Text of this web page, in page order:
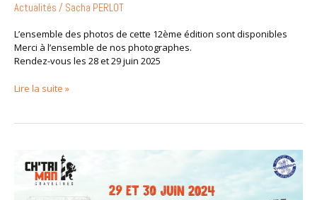
Actualités / Sacha PERLOT
L’ensemble des photos de cette 12ème édition sont disponibles
Merci à l’ensemble de nos photographes.
Rendez-vous les 28 et 29 juin 2025
Lire la suite »
d’accueil
Briefing